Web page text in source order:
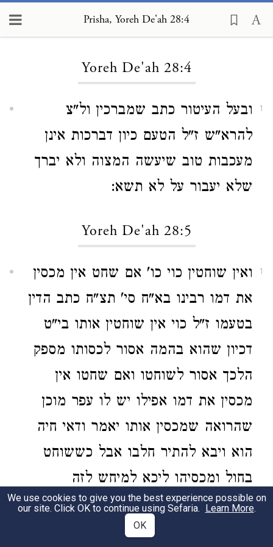
Prisha, Yoreh De'ah 28:4
Yoreh De'ah 28:4
1
ובעל העיטור כתב שמברכין ול"צ
להרא"ש ז"ל הטעם כיון דברכות אינן
מעכבות טוב שיעשה המצוה ולא יברך
שלא יעבור על לא תשא:
Yoreh De'ah 28:5
1
ואין שוחטין כוי כו' אם שחט אין מכסין
את דמו רבינו בא"ח סי' תצ"ח כתב הדין
בטעמו ז"ל כוי אין שוחטין אותו בי"ט
דכיון שהוא בהמה אסור לכסותו מספק
הלכך אסור לשוחטו ואם שחטו אין
מכסין את דמו אפילו יש לו עפר מוכן
שהרואה שמכסין אותו יאמר ודאי חיה
הוא ויבא להתיר חלבו אבל כששוחט
בחול ומכסיהו ליכא למיחש לזה
שהרואה יאמר לנקות חצירו הוא צריך
משא"כ בי"ט דאין עושה דבר כ"א ע"פ
We use cookies to give you the best experience possible on
our site. Click OK to continue using Sefaria. Learn More.
OK